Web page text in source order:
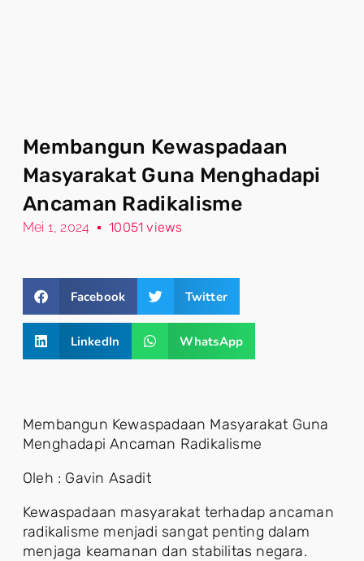
Membangun Kewaspadaan
Masyarakat Guna Menghadapi
Ancaman Radikalisme
Mei 1, 2024 10051 views
Facebook Twitter
LinkedIn WhatsApp
Membangun Kewaspadaan Masyarakat Guna
Menghadapi Ancaman Radikalisme
Oleh : Gavin Asadit
Kewaspadaan masyarakat terhadap ancaman
radikalisme menjadi sangat penting dalam
menjaga keamanan dan stabilitas negara.